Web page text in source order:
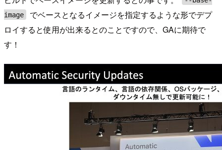
image
でベースとなるイメージを指定するような形でデプ
ロイすると使用が出来るとのことですので、GAに期待で
す！